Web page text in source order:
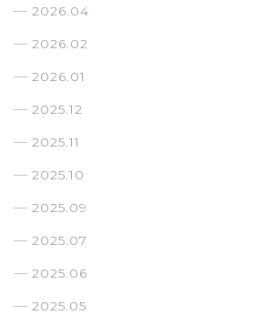
2026.04
2026.02
2026.01
2025.12
2025.11
2025.10
2025.09
2025.07
2025.06
2025.05